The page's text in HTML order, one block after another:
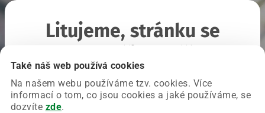
Také náš web používá cookies
Na našem webu používáme tzv. cookies. Více
informací o tom, co jsou cookies a jaké používáme, se
dozvíte zde.
Litujeme, stránku se
Chyba nastala na naší straně a už ji opravujeme.
Zkuste prosím znovu načíst požadovanou stránku.